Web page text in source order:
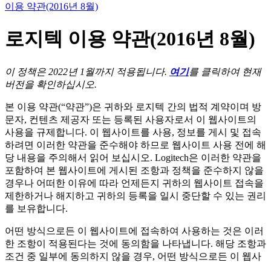
이용 약관(2016년 8월)
로지텍 이용 약관(2016년 8월)
이 정책은 2022년 1월까지 적용됩니다. 여기를 클릭하여 현재
버전을 확인하십시오.
본 이용 약관(“약관”)은 귀하와 로지텍 간의 법적 계약이며 방
문자, 컨텐츠 제공자 또는 등록된 사용자로서 이 웹사이트의
사용을 규제합니다. 이 웹사이트를 사용, 정보를 게시 및 접속
하려면 이러한 약관을 준수해야 하므로 웹사이트 사용 전에 해
당 내용을 주의해서 읽어 보십시오. Logitech은 이러한 약관을
포함하여 본 웹사이트에 게시된 조항과 정책을 준수하지 않을
경우나 어떠한 이유에 따라 언제든지 귀하의 웹사이트 접속을
제한하거나 해지하고 귀하의 등록을 일시 중단할 수 있는 권리
를 보유합니다.
어떤 방식으로든 이 웹사이트에 접속하여 사용하는 것은 이러
한 조항이 적용된다는 것에 동의함을 나타냅니다. 해당 조항과
조건 중 일부에 동의하지 않을 경우, 어떤 방식으로든 이 웹사